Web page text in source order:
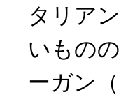
タリア
いもの
ーガン